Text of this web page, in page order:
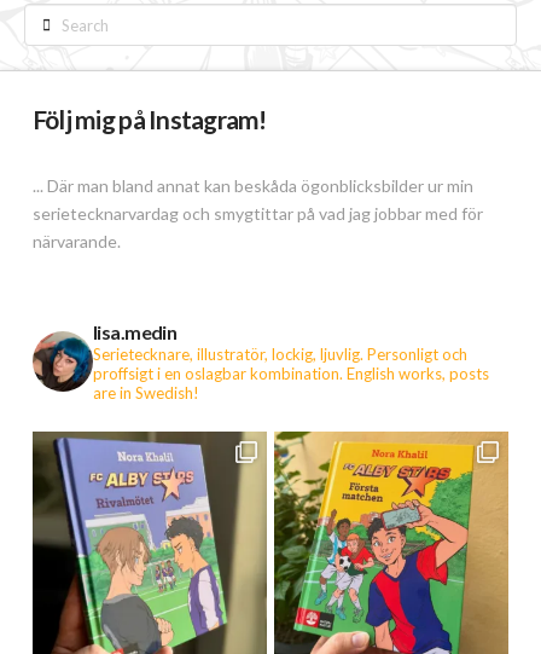
Search
Följ mig på Instagram!
... Där man bland annat kan beskåda ögonblicksbilder ur min
serietecknarvardag och smygtittar på vad jag jobbar med för
närvarande.
lisa.medin
Serietecknare, illustratör, lockig, ljuvlig. Personligt och
proffsigt i en oslagbar kombination. English works, posts
are in Swedish!